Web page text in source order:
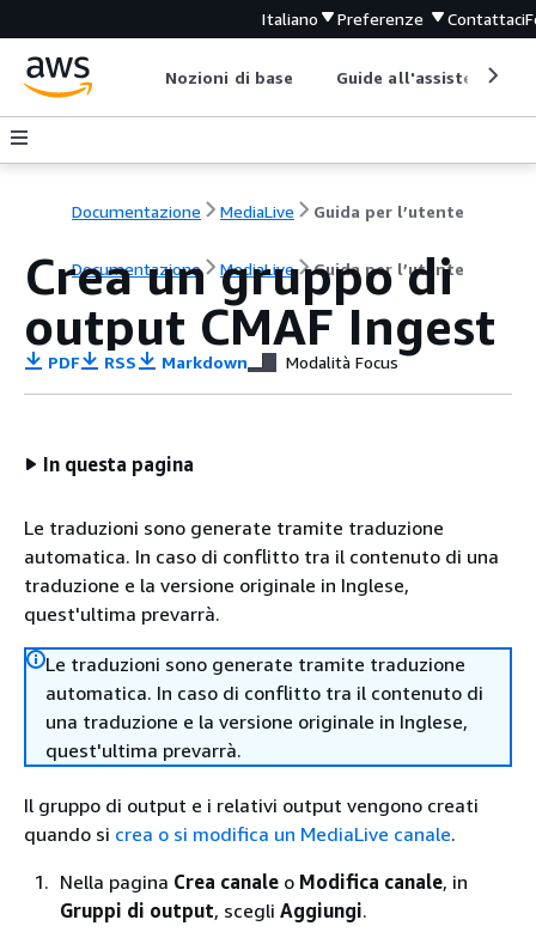
Italiano Preferenze Contattaci
Nozioni di base Guide all'assistenza
Documentazione MediaLive Guida per l’utente
Documentazione MediaLive Guida per l’utente
Crea un gruppo di
output CMAF Ingest
PDF RSS Markdown Modalità Focus
In questa pagina
Le traduzioni sono generate tramite traduzione
automatica. In caso di conflitto tra il contenuto di una
traduzione e la versione originale in Inglese,
quest'ultima prevarrà.
Le traduzioni sono generate tramite traduzione
automatica. In caso di conflitto tra il contenuto di
una traduzione e la versione originale in Inglese,
quest'ultima prevarrà.
Il gruppo di output e i relativi output vengono creati
quando si crea o si modifica un MediaLive canale.
Nella pagina Crea canale o Modifica canale, in
Gruppi di output, scegli Aggiungi.